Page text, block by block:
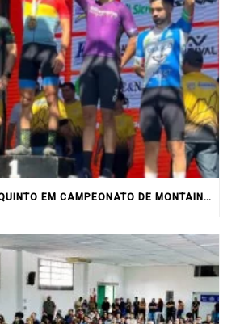
OSASQUENSE É QUINTO EM CAMPEONATO DE MONTAIN BIKE NO INTERIOR DO ESTADO